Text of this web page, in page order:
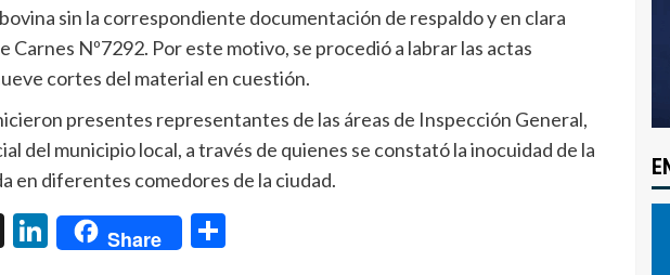
sin la correspondiente documentación de respaldo y en clara
Carnes Nº7292. Por este motivo, se procedió a labrar las actas
cortes del material en cuestión.
presentes representantes de las áreas de Inspección General,
del municipio local, a través de quienes se constató la inocuidad de la
en diferentes comedores de la ciudad.
Threads
LinkedIn
Share